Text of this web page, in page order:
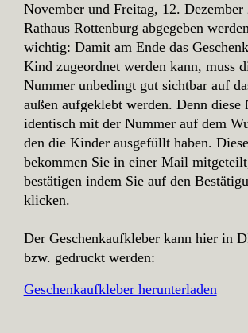
November und Freitag, 12. Dezember
Rathaus Rottenburg abgegeben
wichtig: Damit am Ende das
Kind zugeordnet werden kann, muss
Nummer unbedingt gut sichtbar auf
außen aufgeklebt werden. Denn diese
identisch mit der Nummer auf dem
den die Kinder ausgefüllt haben.
bekommen Sie in einer Mail
bestätigen indem Sie auf den
klicken.
Der Geschenkaufkleber kann hier in
bzw. gedruckt werden:
Geschenkaufkleber herunterladen